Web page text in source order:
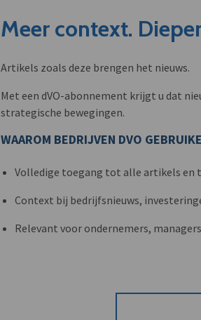
Meer context.
Artikels zoals deze brengen het nieuws.
Met een dVO-abonnement krijgt u dat
strategische bewegingen.
WAAROM BEDRIJVEN DVO
Volledige toegang tot alle artikels en
Context bij bedrijfsnieuws,
Relevant voor ondernemers,